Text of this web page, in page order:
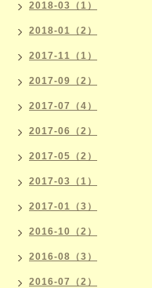
2018-03（1）
2018-01（2）
2017-11（1）
2017-09（2）
2017-07（4）
2017-06（2）
2017-05（2）
2017-03（1）
2017-01（3）
2016-10（2）
2016-08（3）
2016-07（2）